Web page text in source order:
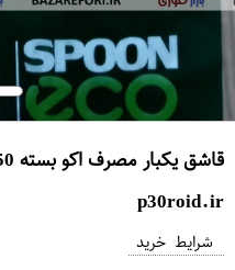
قاشق یکبار مصرف اکو بسته 50 عددی تک ظرف
p30roid.ir
شرایط خرید